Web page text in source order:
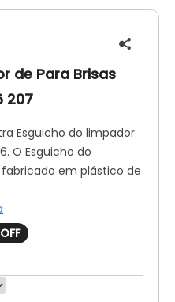
de Para Brisas
207
Esguicho do limpador
O Esguicho do
em plástico de